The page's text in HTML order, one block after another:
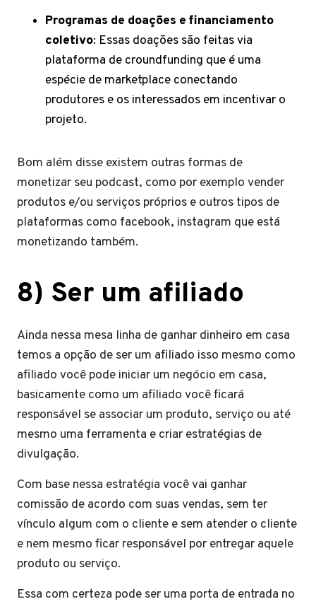
Programas de doações e financiamento
coletivo: Essas doações são feitas via
plataforma de croundfunding que é uma
espécie de marketplace conectando
produtores e os interessados em incentivar o
projeto.
Bom além disse existem outras formas de
monetizar seu podcast, como por exemplo vender
produtos e/ou serviços próprios e outros tipos de
plataformas como facebook, instagram que está
monetizando também.
8) Ser um afiliado
Ainda nessa mesa linha de ganhar dinheiro em casa
temos a opção de ser um afiliado isso mesmo como
afiliado você pode iniciar um negócio em casa,
basicamente como um afiliado você ficará
responsável se associar um produto, serviço ou até
mesmo uma ferramenta e criar estratégias de
divulgação.
Com base nessa estratégia você vai ganhar
comissão de acordo com suas vendas, sem ter
vínculo algum com o cliente e sem atender o cliente
e nem mesmo ficar responsável por entregar aquele
produto ou serviço.
Essa com certeza pode ser uma porta de entrada no